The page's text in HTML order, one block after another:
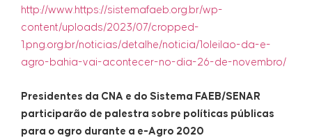
http://www.https://sistemafaeb.org.br/wp-
content/uploads/2023/07/cropped-
1.png.org.br/noticias/detalhe/noticia/1oleilao-da-e-
agro-bahia-vai-acontecer-no-dia-26-de-novembro/
Presidentes da CNA e do Sistema FAEB/SENAR
participarão de palestra sobre políticas públicas
para o agro durante a e-Agro 2020